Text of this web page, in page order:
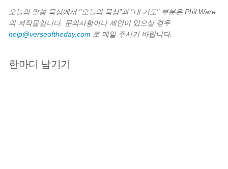
오늘의 말씀 묵상에서 "오늘의 묵상"과 "내 기도" 부분은 Phil Ware
의 저작물입니다. 문의사항이나 제안이 있으실 경우
help@verseoftheday.com 로 메일 주시기 바랍니다.
한마디 남기기